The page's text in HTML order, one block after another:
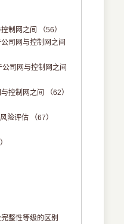
制网之间 （56）
司网与控制网之间
司网与控制网之间
控制网之间 （62）
险评估 （67）
整性等级的区别